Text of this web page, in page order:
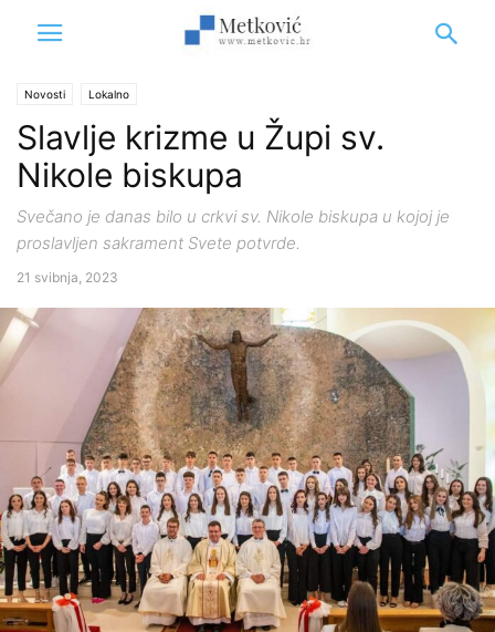
Novosti Lokalno
Slavlje krizme u Župi sv.
Nikole biskupa
Svečano je danas bilo u crkvi sv. Nikole biskupa u kojoj je
proslavljen sakrament Svete potvrde.
21 svibnja, 2023